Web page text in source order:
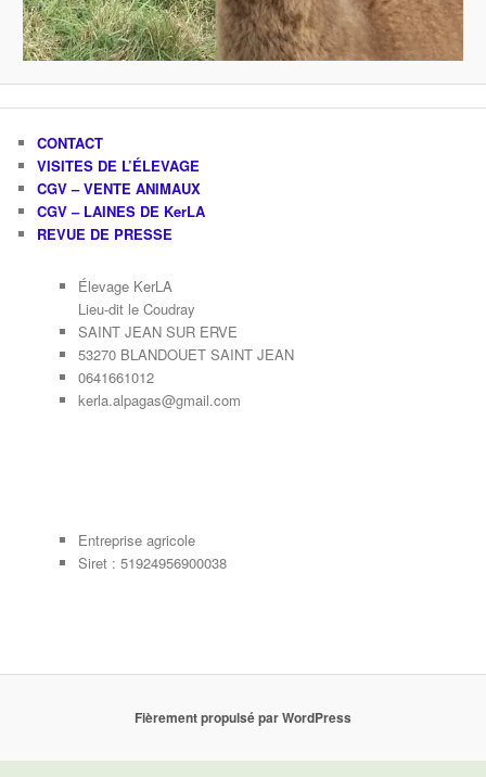
CONTACT
VISITES DE L’ÉLEVAGE
CGV – VENTE ANIMAUX
CGV – LAINES DE KerLA
REVUE DE PRESSE
Élevage KerLA
Lieu-dit le Coudray
SAINT JEAN SUR ERVE
53270 BLANDOUET SAINT JEAN
0641661012
kerla.alpagas@gmail.com
Entreprise agricole
Siret : 51924956900038
Fièrement propulsé par WordPress